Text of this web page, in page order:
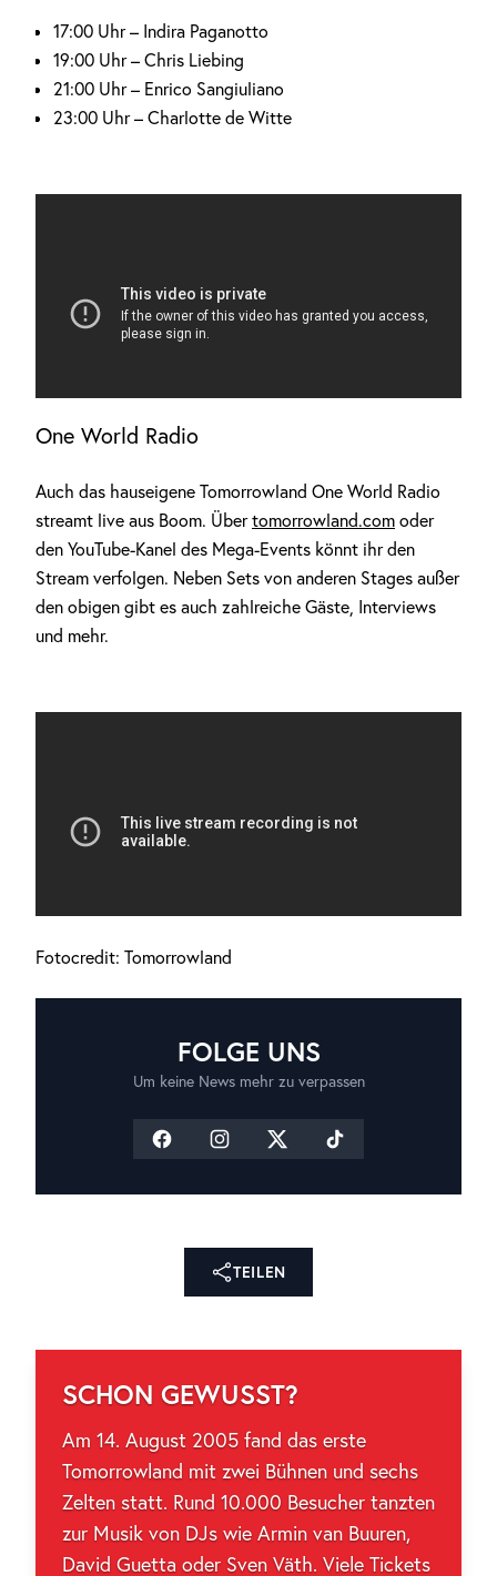
17:00 Uhr – Indira Paganotto
19:00 Uhr – Chris Liebing
21:00 Uhr – Enrico Sangiuliano
23:00 Uhr – Charlotte de Witte
Anzeige
One World Radio
Auch das hauseigene Tomorrowland One World Radio
streamt live aus Boom. Übertomorrowland.com oder
den YouTube-Kanel des Mega-Events könnt ihr den
Stream verfolgen. Neben Sets von anderen Stages außer
den obigen gibt es auch zahlreiche Gäste, Interviews
und mehr.
Fotocredit: Tomorrowland
FOLGE UNS
Um keine News mehr zu verpassen
TEILEN
SCHON GEWUSST?
Am 14. August 2005 fand das erste
Tomorrowland mit zwei Bühnen und sechs
Zelten statt. Rund 10.000 Besucher tanzten
zur Musik von DJs wie Armin van Buuren,
David Guetta oder Sven Väth. Viele Tickets